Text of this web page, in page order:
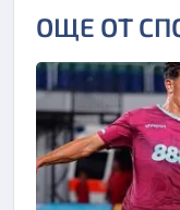
ОЩЕ ОТ